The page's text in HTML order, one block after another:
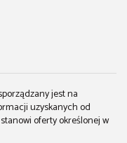
jest na
uzyskanych od
oferty określonej w